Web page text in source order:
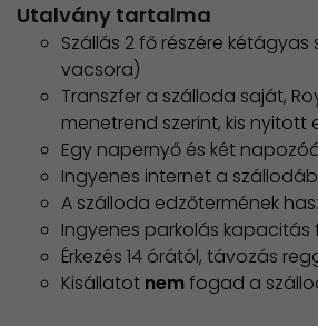
Utalvány tartalma
Szállás 2 fő részére
vacsora)
Transzfer a szálloda saját,
menetrend szerint, kis nyitott
Egy napernyő és két
Ingyenes internet a
A szálloda edzőtermének
Ingyenes parkolás
Érkezés 14 órától, távozás
Kisállatot nemfogad a